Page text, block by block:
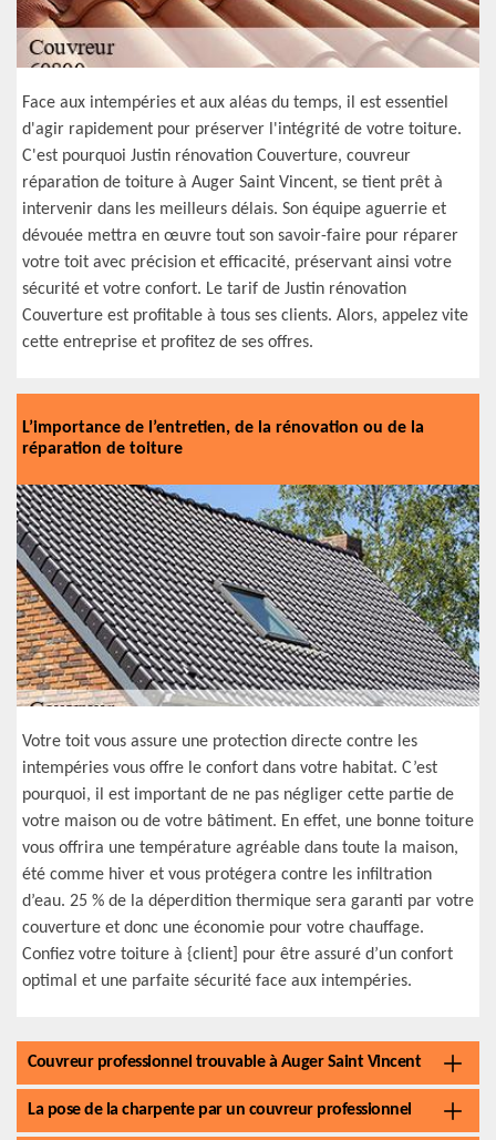
Face aux intempéries et aux aléas du temps, il est essentiel
d'agir rapidement pour préserver l'intégrité de votre toiture.
C'est pourquoi Justin rénovation Couverture, couvreur
réparation de toiture à Auger Saint Vincent, se tient prêt à
intervenir dans les meilleurs délais. Son équipe aguerrie et
dévouée mettra en œuvre tout son savoir-faire pour réparer
votre toit avec précision et efficacité, préservant ainsi votre
sécurité et votre confort. Le tarif de Justin rénovation
Couverture est profitable à tous ses clients. Alors, appelez vite
cette entreprise et profitez de ses offres.
L’importance de l’entretien, de la rénovation ou de la
réparation de toiture
Votre toit vous assure une protection directe contre les
intempéries vous offre le confort dans votre habitat. C’est
pourquoi, il est important de ne pas négliger cette partie de
votre maison ou de votre bâtiment. En effet, une bonne toiture
vous offrira une température agréable dans toute la maison,
été comme hiver et vous protégera contre les infiltration
d’eau. 25 % de la déperdition thermique sera garanti par votre
couverture et donc une économie pour votre chauffage.
Confiez votre toiture à {client] pour être assuré d’un confort
optimal et une parfaite sécurité face aux intempéries.
Couvreur professionnel trouvable à Auger Saint Vincent
La pose de la charpente par un couvreur professionnel